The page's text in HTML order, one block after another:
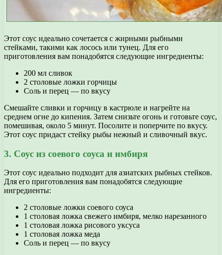
Этот соус идеально сочетается с жирными рыбными
стейками, такими как лосось или тунец. Для его
приготовления вам понадобятся следующие ингредиенты:
200 мл сливок
2 столовые ложки горчицы
Соль и перец — по вкусу
Смешайте сливки и горчицу в кастрюле и нагрейте на
среднем огне до кипения. Затем снизьте огонь и готовьте соус,
помешивая, около 5 минут. Посолите и поперчите по вкусу.
Этот соус придаст стейку рыбы нежный и сливочный вкус.
3. Соус из соевого соуса и имбиря
Этот соус идеально подходит для азиатских рыбных стейков.
Для его приготовления вам понадобятся следующие
ингредиенты:
2 столовые ложки соевого соуса
1 столовая ложка свежего имбиря, мелко нарезанного
1 столовая ложка рисового уксуса
1 столовая ложка меда
Соль и перец — по вкусу